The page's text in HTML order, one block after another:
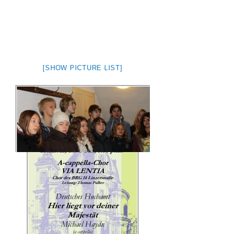
[SHOW PICTURE LIST]